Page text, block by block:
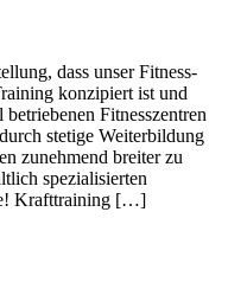
dass unser Fitness-
konzipiert ist und
Fitnesszentren
stetige Weiterbildung
zunehmend breiter zu
spezialisierten
Krafttraining […]